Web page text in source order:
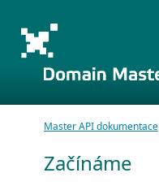
Master API dokumentace
Začínáme